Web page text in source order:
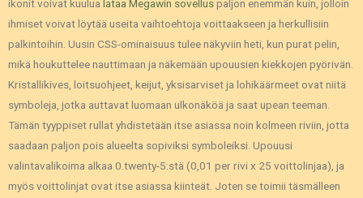
ikonit voivat kuulua lataa Megawin sovelluspaljon enemmän kuin, jolloin
ihmiset voivat löytää useita vaihtoehtoja voittaakseen ja herkullisiin
palkintoihin. Uusin CSS-ominaisuus tulee näkyviin heti, kun purat pelin,
mikä houkuttelee nauttimaan ja näkemään upouusien kiekkojen pyörivän.
Kristallikives, loitsuohjeet, keijut, yksisarviset ja lohikäärmeet ovat niitä
symboleja, jotka auttavat luomaan ulkonäköä ja saat upean teeman.
Tämän tyyppiset rullat yhdistetään itse asiassa noin kolmeen riviin, jotta
saadaan paljon pois alueelta sopiviksi symboleiksi. Upouusi
valintavalikoima alkaa 0.twenty-5:stä (0,01 per rivi x 25 voittolinjaa), ja
myös voittolinjat ovat itse asiassa kiinteät. Joten se toimii täsmälleen